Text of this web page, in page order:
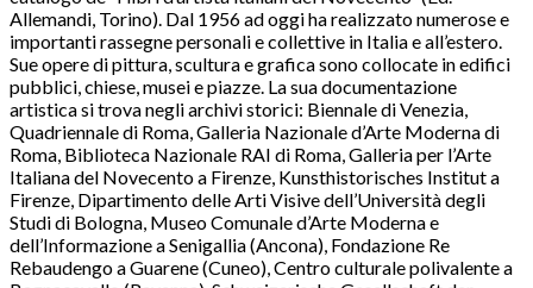
Allemandi, Torino). Dal 1956 ad oggi ha realizzato numerose e
importanti rassegne personali e collettive in Italia e all’estero.
Sue opere di pittura, scultura e grafica sono collocate in edifici
pubblici, chiese, musei e piazze. La sua documentazione
artistica si trova negli archivi storici: Biennale di Venezia,
Quadriennale di Roma, Galleria Nazionale d’Arte Moderna di
Roma, Biblioteca Nazionale RAI di Roma, Galleria per l’Arte
Italiana del Novecento a Firenze, Kunsthistorisches Institut a
Firenze, Dipartimento delle Arti Visive dell’Università degli
Studi di Bologna, Museo Comunale d’Arte Moderna e
dell’Informazione a Senigallia (Ancona), Fondazione Re
Rebaudengo a Guarene (Cuneo), Centro culturale polivalente a